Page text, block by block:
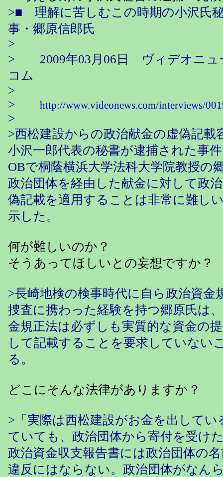
>■ 理解に苦しむこの時期の小沢氏
事・郷原信郎氏
>
> 2009年03月06日 ヴィデオニュ
コム
>
>
http://www.videonews.com/interviews/
>
>西松建設からの政治献金の虚偽記載
小沢一郎代表の秘書が逮捕された事
OBで桐蔭横浜大学法科大学院教授の
政治団体を経由した献金に対して政
偽記載を適用することは非常に難し
示した。
何が難しいのか？
そうあってほしいとの妄想ですか？
>長崎地検の検事時代に自ら政治資金
捜査に携わった経験を持つ郷原氏は
金規正法は必ずしも実質的な資金の
して記載することを要求していない
る。
どこにそんな法律がありますか？
>「実際は西松建設がお金を出して
ていても、政治団体から寄付を受け
政治資金収支報告書には政治団体の
違反にはならない。政治団体がなん